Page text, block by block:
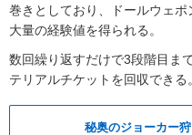
巻きとしており、ドールウェ
大量の経験値を得られる。
数回繰り返すだけで3段階目ま
テリアルチケットを回収できる。
秘奥のジョーカー